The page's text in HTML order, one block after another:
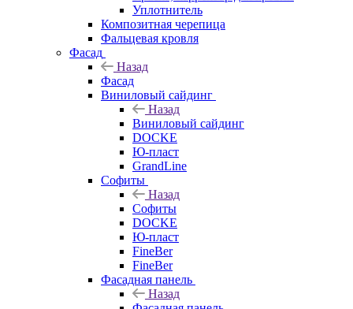
Уплотнитель
Композитная черепица
Фальцевая кровля
Фасад
Назад
Фасад
Виниловый сайдинг
Назад
Виниловый сайдинг
DOCKE
Ю-пласт
GrandLine
Софиты
Назад
Софиты
DOCKE
Ю-пласт
FineBer
FineBer
Фасадная панель
Назад